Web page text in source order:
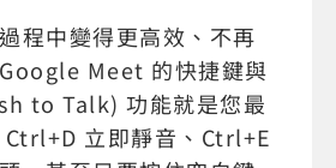
程中變得更高效、不再
Meet 的快捷鍵與
to Talk) 功能就是您最
立即靜音、Ctrl+E